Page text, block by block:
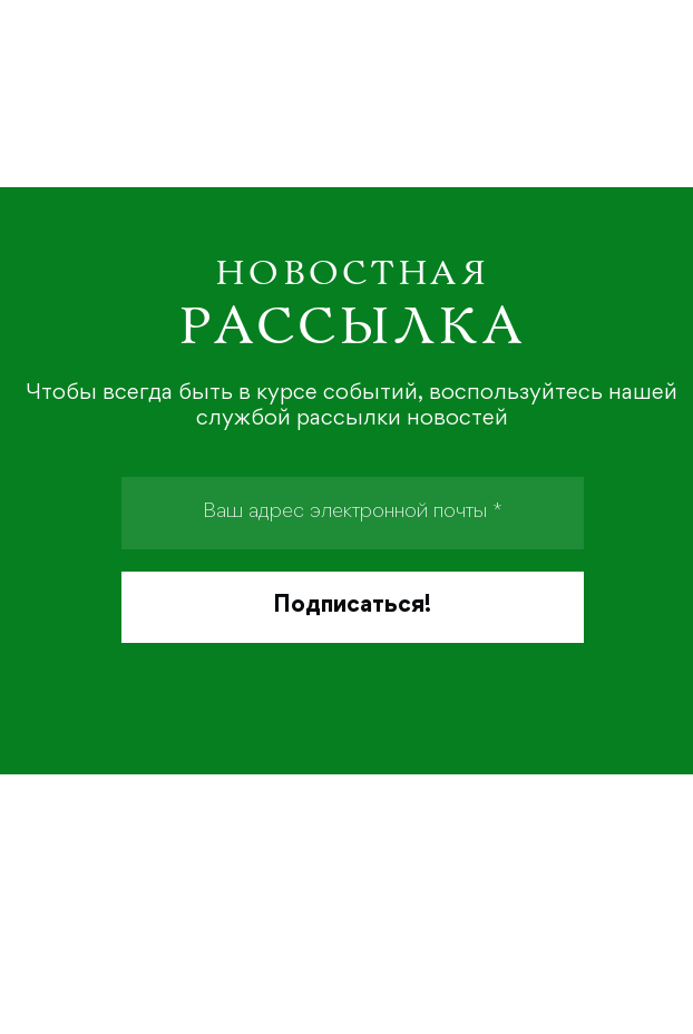
НОВОСТНАЯ
РАССЫЛКА
Чтобы всегда быть в курсе событий, воспользуйтесь нашей
службой рассылки новостей